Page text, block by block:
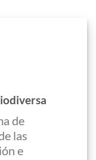
de
las
e